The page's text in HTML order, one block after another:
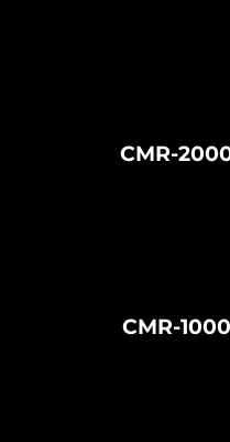
CMR-
CMR-1000